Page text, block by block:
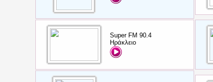
Super FM 90.4
Ηράκλειο